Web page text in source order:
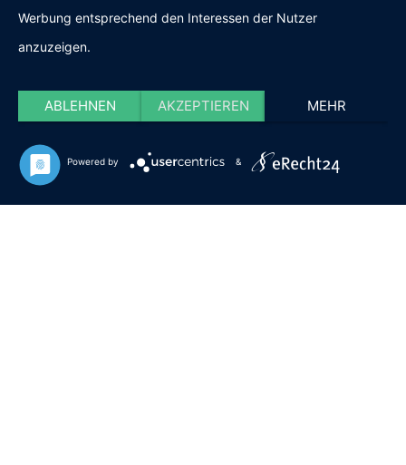
Werbung entsprechend den Interessen der Nutzer
anzuzeigen.
ABLEHNEN AKZEPTIEREN MEHR
Powered by &